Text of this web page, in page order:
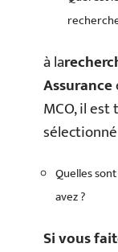
à la
Assurance
MCO, il
Quelles
avez ?
Si vous